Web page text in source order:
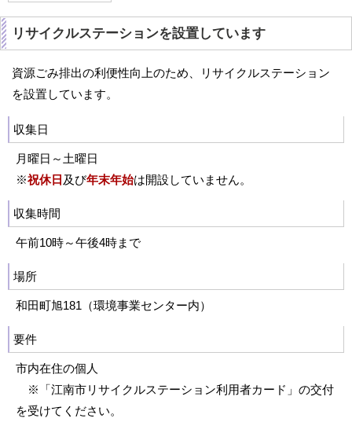
リサイクルステーションを設置しています
資源ごみ排出の利便性向上のため、リサイクルステーション
を設置しています。
収集日
月曜日～土曜日
※祝休日 及び年末年始は開設していません。
収集時間
午前10時～午後4時まで
場所
和田町旭181（環境事業センター内）
要件
市内在住の個人
※「江南市リサイクルステーション利用者カード」の交付
を受けてください。